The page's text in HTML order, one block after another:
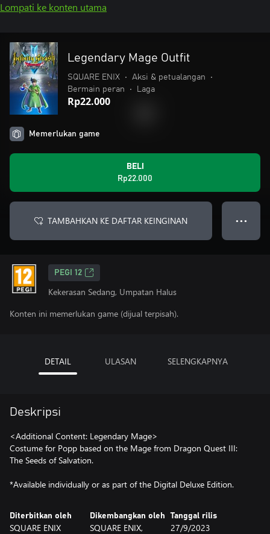
Lompati ke konten utama
Legendary Mage Outfit
SQUARE ENIX • Aksi & petualangan
•
Bermain peran
• Laga
Rp22.000
Memerlukan game
BELI
Rp22.000
TAMBAHKAN KE DAFTAR KEINGINAN ● ● ●
PEGI 12
Kekerasan Sedang, Umpatan Halus
Konten ini memerlukan game (dijual terpisah).
DETAIL ULASAN SELENGKAPNYA
Deskripsi
<Additional Content: Legendary Mage>
Costume for Popp based on the Mage from Dragon Quest III:
The Seeds of Salvation.
*Available individually or as part of the Digital Deluxe Edition.
Diterbitkan oleh
SQUARE ENIX
Dikembangkan oleh
SQUARE ENIX,
Tanggal rilis
27/9/2023